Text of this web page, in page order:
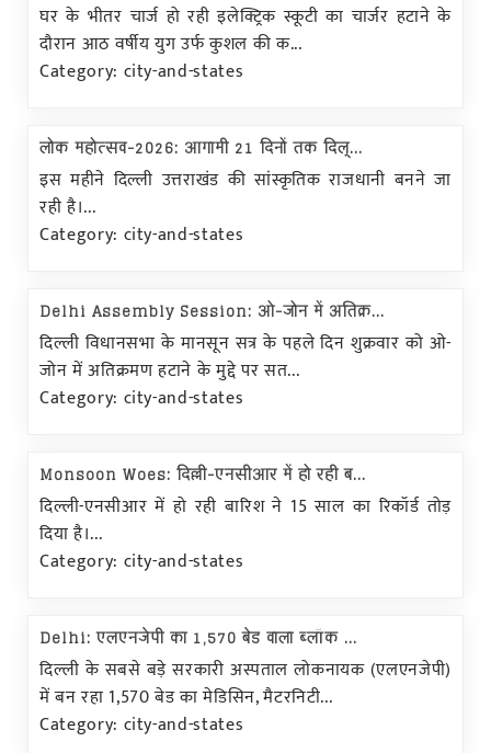
घर के भीतर चार्ज हो रही इलेक्ट्रिक स्कूटी का चार्जर हटाने के
दौरान आठ वर्षीय युग उर्फ कुशल की क...
Category: city-and-states
लोक महोत्सव-2026: आगामी 21 दिनों तक दिल्...
इस महीने दिल्ली उत्तराखंड की सांस्कृतिक राजधानी बनने जा
रही है।...
Category: city-and-states
Delhi Assembly Session: ओ-जोन में अतिक्र...
दिल्ली विधानसभा के मानसून सत्र के पहले दिन शुक्रवार को ओ-
जोन में अतिक्रमण हटाने के मुद्दे पर सत...
Category: city-and-states
Monsoon Woes: दिल्ली-एनसीआर में हो रही ब...
दिल्ली-एनसीआर में हो रही बारिश ने 15 साल का रिकॉर्ड तोड़
दिया है।...
Category: city-and-states
Delhi: एलएनजेपी का 1,570 बेड वाला ब्लॉक ...
दिल्ली के सबसे बड़े सरकारी अस्पताल लोकनायक (एलएनजेपी)
में बन रहा 1,570 बेड का मेडिसिन, मैटरनिटी...
Category: city-and-states